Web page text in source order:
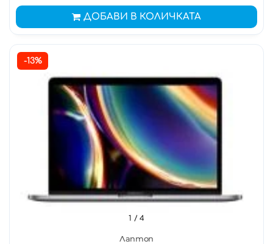
ДОБАВИ В КОЛИЧКАТА
-13%
Лаптоп
1 / 4